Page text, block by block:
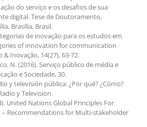
do serviço e os desafios de sua
digital. Tese de Doutoramento,
Brasília, Brasil.
de inovação para os estudos em
of innovation for communication
Inovação, 14(27), 63-72.
N. (2016). Serviço público de média e
e Sociedade, 30.
y televisión pública: ¿Por qué? ¿Cómo?
y Television.
United Nations Global Principles For
Recommendations for Multi-stakeholder